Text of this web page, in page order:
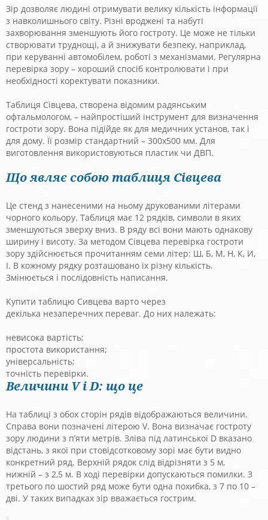
Зір дозволяє людині отримувати велику кількість інформації
з навколишнього світу. Різні вроджені та набуті
захворювання зменшують його гостроту. Це може не тільки
створювати труднощі, а й знижувати безпеку, наприклад,
при керуванні автомобілем, роботі з механізмами. Регулярна
перевірка зору – хороший спосіб контролювати і при
необхідності коректувати показники.
Таблиця Сівцева, створена відомим радянським
офтальмологом, – найпростіший інструмент для визначення
гостроти зору. Вона підійде як для медичних установ, так і
для дому. Її розмір стандартний – 300х500 мм. Для
виготовлення використовуються пластик чи ДВП.
Що являє собою таблиця Сівцева
Це стенд з нанесеними на ньому друкованими літерами
чорного кольору. Таблиця має 12 рядків, символи в яких
зменшуються зверху вниз. В ряду всі вони мають однакову
ширину і висоту. За методом Сівцева перевірка гостроти
зору здійснюється прочитанням семи літер: Ш, Б, М, Н, К, И,
І. В кожному рядку розташовано їх різну кількість.
Змінюється і послідовність написання.
Купити таблицю Сивцева варто через
декілька незаперечних переваг. До них належать:
невисока вартість;
простота використання;
універсальність;
точність перевірки.
Величини V і D: що це
На таблиці з обох сторін рядів відображаються величини.
Справа вони позначені літерою V. Вона визначає гостроту
зору людини з п’яти метрів. Зліва під латинської D вказано
відстань, з якої при стовідсотковому зорі має бути видно
конкретний ряд. Верхній рядок слід відрізняти з 5 м,
нижній – з 2,5 м. В ході перевірки допускаються помилки. З
третього по шостий ряд може бути одна похибка, з 7 по 10 –
дві. У таких випадках зір вважається гострим.